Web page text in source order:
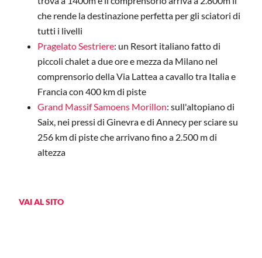
che rende la destinazione perfetta per gli sciatori di
tutti i livelli
Pragelato Sestriere: un Resort italiano fatto di
piccoli chalet a due ore e mezza da Milano nel
comprensorio della Via Lattea a cavallo tra Italia e
Francia con 400 km di piste
Grand Massif Samoens Morillon: sull'altopiano di
Saix, nei pressi di Ginevra e di Annecy per sciare su
256 km di piste che arrivano fino a 2.500 m di
altezza
VAI AL SITO